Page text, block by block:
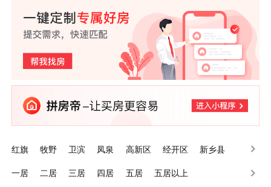
红旗 牧野 卫滨 凤泉 高新区 经开区
新乡县
一居
二居 三居 四居 五居 五居以上